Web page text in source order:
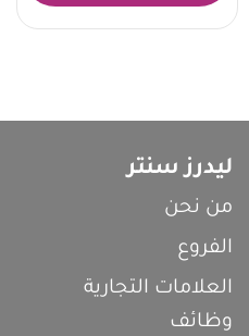
ليدرز سنتر
من نحن
الفروع
العلامات التجارية
وظائف